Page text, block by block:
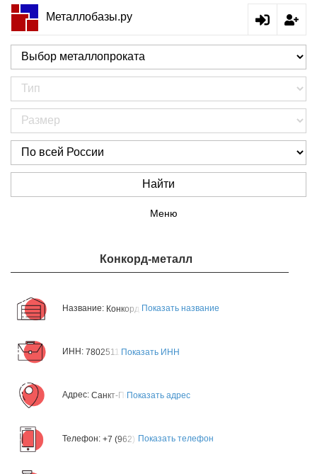
Металлобазы.ру
Найти
Меню
Конкорд-металл
Название: Конкорд-металлПоказать название
ИНН: 7802511193Показать ИНН
Адрес: Санкт-Петербург, ул. Кантемировская 39
Показать адрес
Телефон: +7 (962) 665-3838Показать телефон